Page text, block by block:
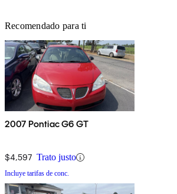
Recomendado para ti
2007 Pontiac G6 GT
$4,597 Trato justo
Incluye tarifas de conc.